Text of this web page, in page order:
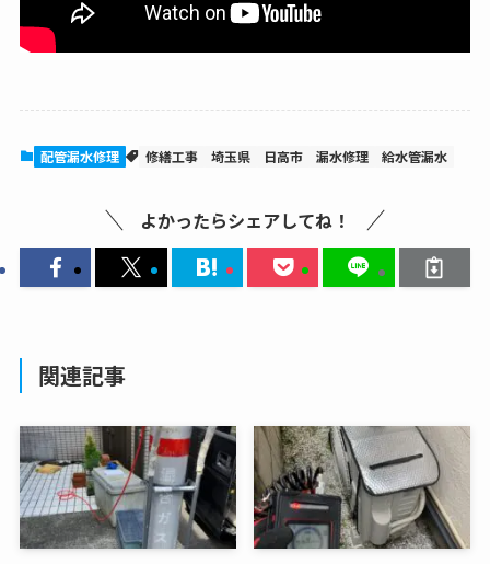
配管漏水修理 修繕工事 埼玉県 日高市 漏水修理 給水管漏水
よかったらシェアしてね！
関連記事